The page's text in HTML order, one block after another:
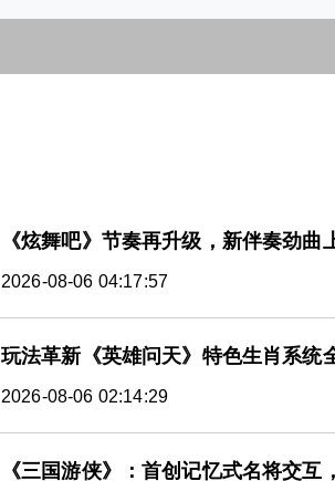
《炫舞吧》节奏再升级，新伴奏劲曲
2026-08-06 04:17:57
玩法革新《英雄问天》特色生肖系统
2026-08-06 02:14:29
《三国游侠》：首创记忆式名将交